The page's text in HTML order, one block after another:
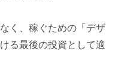
く、稼ぐための「デザ
る最後の投資として適